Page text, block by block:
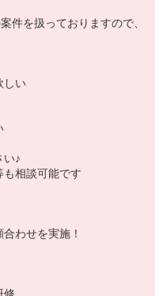
件を扱っておりますので、
しい
い♪
相談可能です
わせを実施！